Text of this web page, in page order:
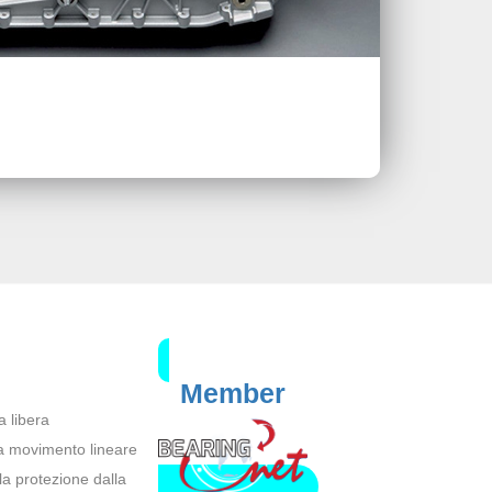
libera
movimento lineare
protezione dalla
Member